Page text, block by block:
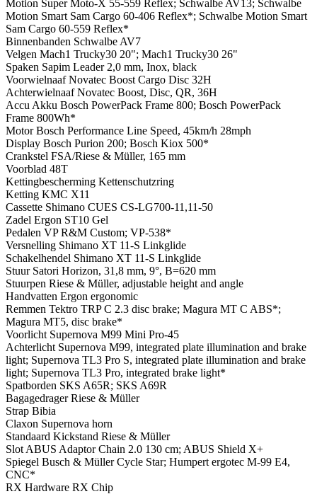
Motion Super Moto-X 55-559 Reflex; Schwalbe AV13; Schwalbe
Motion Smart Sam Cargo 60-406 Reflex*; Schwalbe Motion Smart
Sam Cargo 60-559 Reflex*
Binnenbanden Schwalbe AV7
Velgen Mach1 Trucky30 20"; Mach1 Trucky30 26"
Spaken Sapim Leader 2,0 mm, Inox, black
VoorwielnaafNovatec Boost Cargo Disc 32H
AchterwielnaafNovatec Boost, Disc, QR, 36H
Accu Akku Bosch PowerPack Frame 800; Bosch PowerPack
Frame 800Wh*
MotorBosch Performance Line Speed, 45km/h 28mph
Display Bosch Purion 200; Bosch Kiox 500*
Crankstel FSA/Riese & Müller, 165 mm
Voorblad 48T
Kettingbescherming Kettenschutzring
Ketting KMC X11
Cassette Shimano CUES CS-LG700-11,11-50
Zadel Ergon ST10 Gel
Pedalen VP R&M Custom; VP-538*
Versnelling Shimano XT 11-S Linkglide
Schakelhendel Shimano XT 11-S Linkglide
Stuur Satori Horizon, 31,8 mm, 9°, B=620 mm
Stuurpen Riese & Müller, adjustable height and angle
Handvatten Ergon ergonomic
Remmen Tektro TRP C 2.3 disc brake; Magura MT C ABS*;
Magura MT5, disc brake*
Voorlicht Supernova M99 Mini Pro-45
Achterlicht Supernova M99, integrated plate illumination and brake
light; Supernova TL3 Pro S, integrated plate illumination and brake
light; Supernova TL3 Pro, integrated brake light*
Spatborden SKS A65R; SKS A69R
BagagedragerRiese & Müller
Strap Bibia
Claxon Supernova horn
Standaard Kickstand Riese & Müller
Slot ABUS Adaptor Chain 2.0 130 cm; ABUS Shield X+
Spiegel Busch & Müller Cycle Star; Humpert ergotec M-99 E4,
CNC*
RX Hardware RX Chip